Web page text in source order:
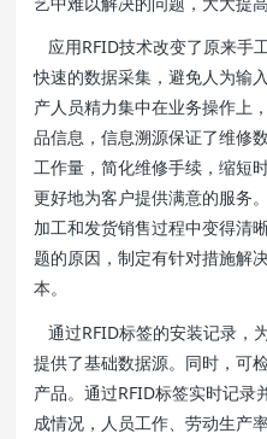
应用RFID技术改变了原来手
快速的数据采集，避免人为输
产人员精力集中在业务操作上
品信息，信息溯源保证了维修
工作量，简化维修手续，缩短
更好地为客户提供满意的服务
加工和发货销售过程中变得清
题的原因，制定有针对措施解
本。
通过RFID标签的安装记录，
提供了基础数据源。同时，可
产品。通过RFID标签实时记录
成情况，人员工作、劳动生产